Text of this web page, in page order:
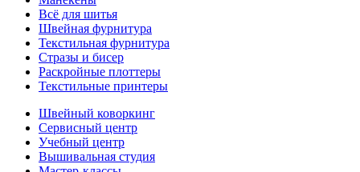
Всё для шитья
Швейная фурнитура
Текстильная фурнитура
Стразы и бисер
Раскройные плоттеры
Текстильные принтеры
Швейный коворкинг
Сервисный центр
Учебный центр
Вышивальная студия